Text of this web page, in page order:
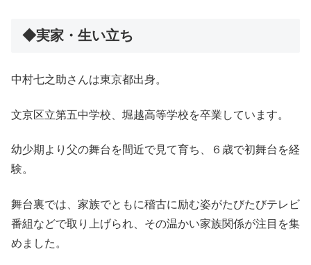
◆実家・生い立ち
中村七之助さんは東京都出身。
文京区立第五中学校、堀越高等学校を卒業しています。
幼少期より父の舞台を間近で見て育ち、６歳で初舞台を経
験。
舞台裏では、家族でともに稽古に励む姿がたびたびテレビ
番組などで取り上げられ、その温かい家族関係が注目を集
めました。